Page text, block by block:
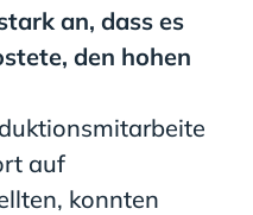
an, dass es
den hohen
smitarbeite
auf
, konnten